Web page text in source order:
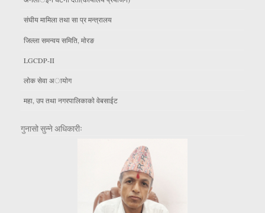
संघीय मामिला तथा सा प्र मन्त्रालय
जिल्ला समन्वय समिति, माेरङ
LGCDP-II
लाेक सेवा अायाेग
महा, उप तथा नगरपालिकाकाे वेबसाईट
गुनासो सुन्ने अधिकारीः